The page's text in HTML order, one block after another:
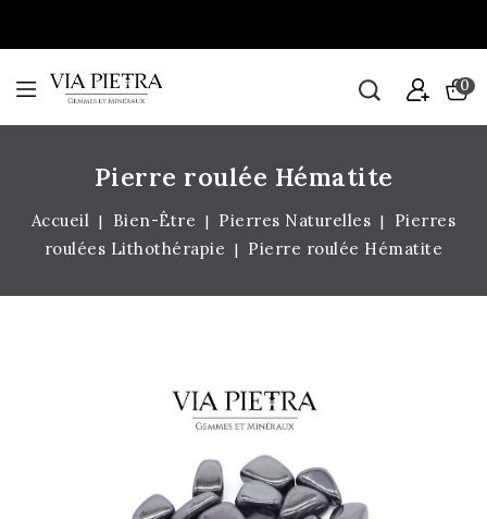
0
Pierre roulée Hématite
Accueil Bien-Être Pierres Naturelles
Pierres
roulées Lithothérapie
Pierre roulée Hématite